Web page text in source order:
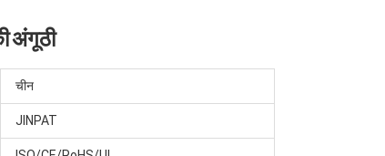
अंगूठी
चीन
JINPAT